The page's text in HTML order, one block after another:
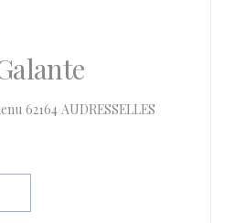
62164 AUDRESSELLES